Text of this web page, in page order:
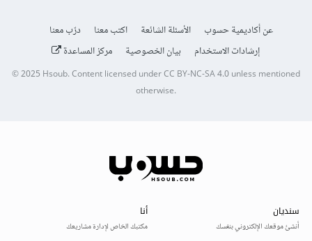
عن أكاديمية حسوب الأسئلة الشائعة اكتب معنا
درّب معنا
إرشادات الاستخدام
بيان الخصوصية مركز المساعدة
© 2025 Hsoub.Content licensed underCC BY-NC-SA 4.0unless mentioned
otherwise.